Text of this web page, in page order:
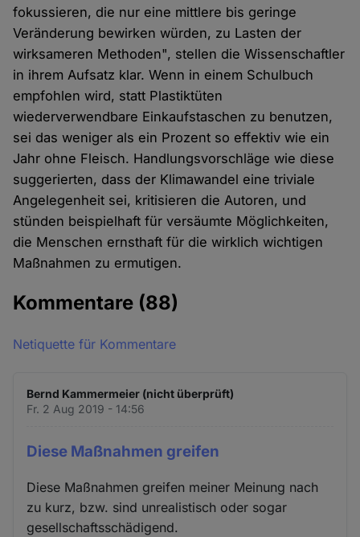
fokussieren, die nur eine mittlere bis geringe
Veränderung bewirken würden, zu Lasten der
wirksameren Methoden", stellen die Wissenschaftler
in ihrem Aufsatz klar. Wenn in einem Schulbuch
empfohlen wird, statt Plastiktüten
wiederverwendbare Einkaufstaschen zu benutzen,
sei das weniger als ein Prozent so effektiv wie ein
Jahr ohne Fleisch. Handlungsvorschläge wie diese
suggerierten, dass der Klimawandel eine triviale
Angelegenheit sei, kritisieren die Autoren, und
stünden beispielhaft für versäumte Möglichkeiten,
die Menschen ernsthaft für die wirklich wichtigen
Maßnahmen zu ermutigen.
Kommentare (88)
Netiquette für Kommentare
Bernd Kammermeier (nicht überprüft)
Fr. 2 Aug 2019 - 14:56
Diese Maßnahmen greifen
Diese Maßnahmen greifen meiner Meinung nach
zu kurz, bzw. sind unrealistisch oder sogar
gesellschaftsschädigend.